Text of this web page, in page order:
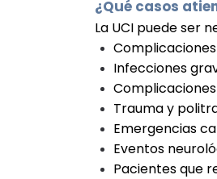
¿Qué casos
La UCI puede ser
Infecciones
Trauma y
Emergencias
Eventos
Pacientes que